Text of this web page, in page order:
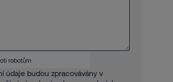
robotům
údaje budou zpracovávány v